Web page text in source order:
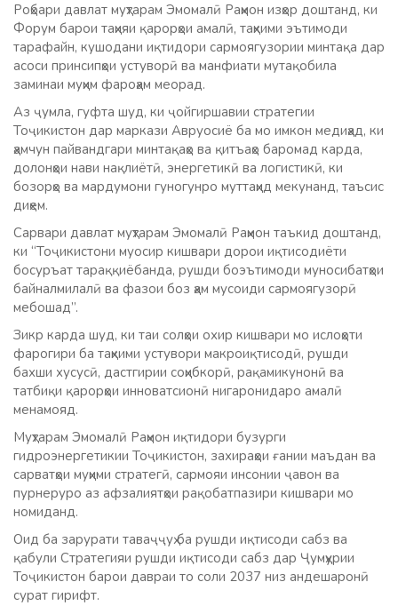
Роҳбари давлат муҳтарам Эмомалӣ Раҳмон изҳор доштанд, ки
Форум барои таҳияи қарорҳои амалӣ, таҳкими эътимоди
тарафайн, кушодани иқтидори сармоягузории минтақа дар
асоси принсипҳои устуворӣ ва манфиати мутақобила
заминаи муҳим фароҳам меорад.
Аз ҷумла, гуфта шуд, ки ҷойгиршавии стратегии
Тоҷикистон дар маркази Авруосиё ба мо имкон медиҳад, ки
ҳамчун пайвандгари минтақаҳо ва қитъаҳо баромад карда,
долонҳои нави нақлиётӣ, энергетикӣ ва логистикӣ, ки
бозорҳо ва мардумони гуногунро муттаҳид мекунанд, таъсис
диҳем.
Сарвари давлат муҳтарам Эмомалӣ Раҳмон таъкид доштанд,
ки “Тоҷикистони муосир кишвари дорои иқтисодиёти
босуръат тараққиёбанда, рушди боэътимоди муносибатҳои
байналмилалӣ ва фазои боз ҳам мусоиди сармоягузорӣ
мебошад”.
Зикр карда шуд, ки таи солҳои охир кишвари мо ислоҳоти
фарогири ба таҳкими устувори макроиқтисодӣ, рушди
бахши хусусӣ, дастгирии соҳибкорӣ, рақамикунонӣ ва
татбиқи қарорҳои инноватсионӣ нигаронидаро амалӣ
менамояд.
Муҳтарам Эмомалӣ Раҳмон иқтидори бузурги
гидроэнергетикии Тоҷикистон, захираҳои ғании маъдан ва
сарватҳои муҳими стратегӣ, сармояи инсонии ҷавон ва
пурнеруро аз афзалиятҳои рақобатпазири кишвари мо
номиданд.
Оид ба зарурати таваҷҷуҳ ба рушди иқтисоди сабз ва
қабули Стратегияи рушди иқтисоди сабз дар Ҷумҳурии
Тоҷикистон барои давраи то соли 2037 низ андешаронӣ
сурат гирифт.